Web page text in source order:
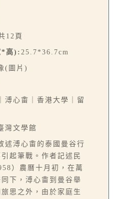
12頁
*高): 25.7*36.7cm
(圖片)
溥心畬｜香港大學｜留
灣文學館
述溥心畬的泰國曼谷行
起筆戰。作者記述民
）農曆十月初，在萬
下，溥心畬到曼谷舉
思之外，由於家庭生